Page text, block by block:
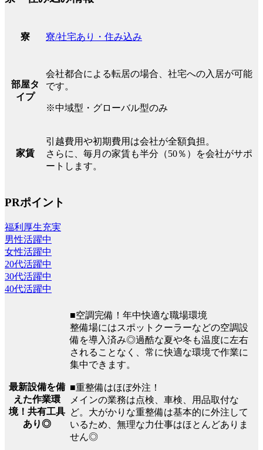
寮 寮/社宅あり・住み込み
部屋タ
イプ
会社都合による転居の場合、社宅への入居が可能
です。
※中域型・グローバル型のみ
家賃
引越費用や初期費用は会社が全額負担。
さらに、毎月の家賃も半分（50％）を会社がサポ
ートします。
PRポイント
福利厚生充実
男性活躍中
女性活躍中
20代活躍中
30代活躍中
40代活躍中
最新設備を備
えた作業環
境！共有工具
あり◎
■空調完備！年中快適な職場環境
整備場にはスポットクーラーなどの空調設
備を導入済み◎過酷な夏や冬も温度に左右
されることなく、常に快適な環境で作業に
集中できます。
■重整備はほぼ外注！
メインの業務は点検、車検、用品取付な
ど。大がかりな重整備は基本的に外注して
いるため、無理な力仕事はほとんどありま
せん◎